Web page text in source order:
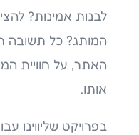
לבנות אמינות?
המותג? כל תשובה
האתר, על חוויית
אותו.
בפרויקט שליווינו